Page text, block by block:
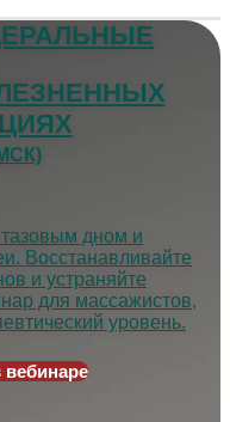
дном и
Восстанавливайте
и устраняйте
для массажистов,
уровень.
вебинаре